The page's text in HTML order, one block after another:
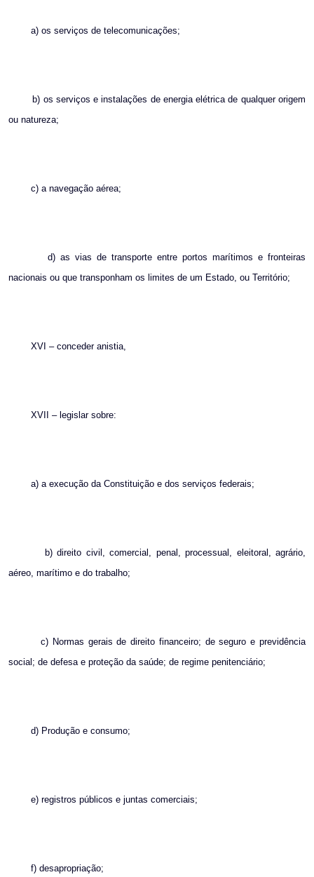
a) os serviços de telecomunicações;
b) os serviços e instalações de energia elétrica de qualquer origem
ou natureza;
c) a navegação aérea;
d) as vias de transporte entre portos marítimos e fronteiras
nacionais ou que transponham os limites de um Estado, ou Território;
XVI – conceder anistia,
XVII – legislar sobre:
a) a execução da Constituição e dos serviços federais;
b) direito civil, comercial, penal, processual, eleitoral, agrário,
aéreo, marítimo e do trabalho;
c) Normas gerais de direito financeiro; de seguro e previdência
social; de defesa e proteção da saúde; de regime penitenciário;
d) Produção e consumo;
e) registros públicos e juntas comerciais;
f) desapropriação;